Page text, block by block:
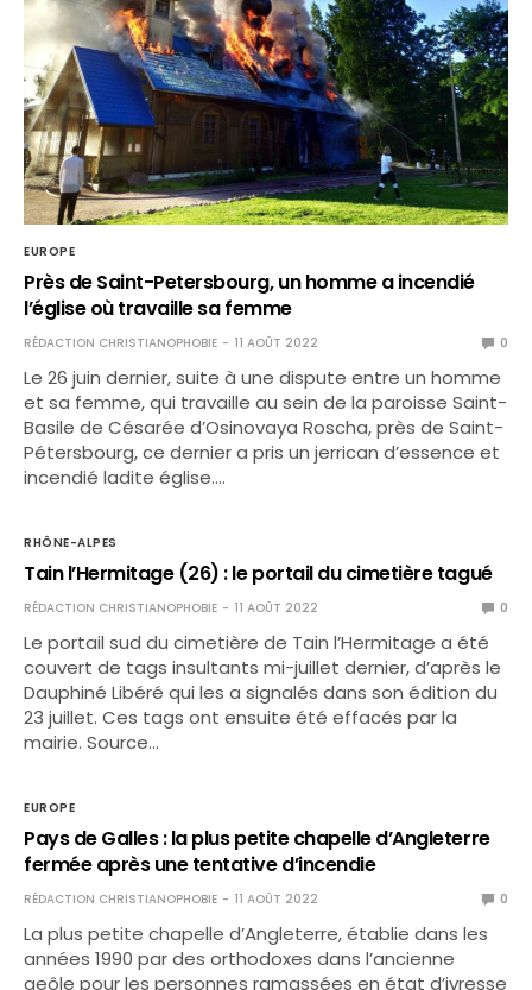
EUROPE
Près de Saint-Petersbourg, un homme a incendié
l’église où travaille sa femme
RÉDACTION CHRISTIANOPHOBIE 11 AOÛT 2022 0
Le 26 juin dernier, suite à une dispute entre un homme
et sa femme, qui travaille au sein de la paroisse Saint-
Basile de Césarée d’Osinovaya Roscha, près de Saint-
Pétersbourg, ce dernier a pris un jerrican d’essence et
incendié ladite église.…
RHÔNE-ALPES
Tain l’Hermitage (26) : le portail du cimetière tagué
RÉDACTION CHRISTIANOPHOBIE 11 AOÛT 2022 0
Le portail sud du cimetière de Tain l’Hermitage a été
couvert de tags insultants mi-juillet dernier, d’après le
Dauphiné Libéré qui les a signalés dans son édition du
23 juillet. Ces tags ont ensuite été effacés par la
mairie. Source…
EUROPE
Pays de Galles : la plus petite chapelle d’Angleterre
fermée après une tentative d’incendie
RÉDACTION CHRISTIANOPHOBIE 11 AOÛT 2022 0
La plus petite chapelle d’Angleterre, établie dans les
années 1990 par des orthodoxes dans l’ancienne
geôle pour les personnes ramassées en état d’ivresse